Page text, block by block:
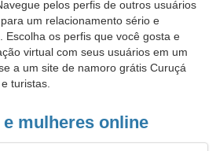
pelos perfis de outros usuários
um relacionamento sério e
Escolha os perfis que você gosta e
virtual com seus usuários em um
a um site de namoro grátis Curuçá
turistas.
e mulheres online